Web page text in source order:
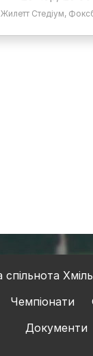
Жилетт Стедіум,
Чемпіонати
Документи